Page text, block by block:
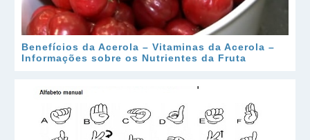
Benefícios da Acerola – Vitaminas da Acerola –
Informações sobre os Nutrientes da Fruta